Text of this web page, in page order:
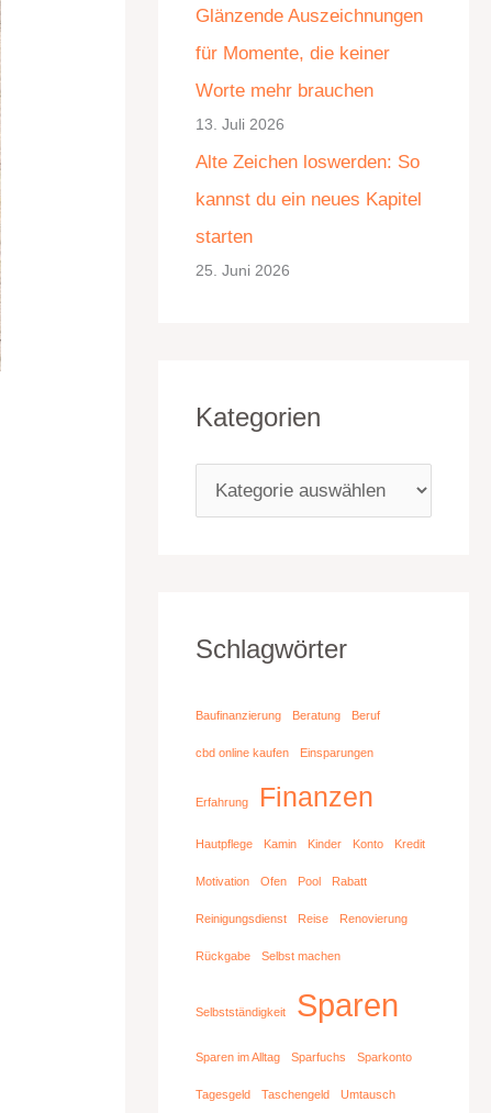
Glänzende Auszeichnungen
für Momente, die keiner
Worte mehr brauchen
13. Juli 2026
Alte Zeichen loswerden: So
kannst du ein neues Kapitel
starten
25. Juni 2026
Kategorien
e
n
Schlagwörter
Baufinanzierung Beratung Beruf
cbd online kaufen Einsparungen
Erfahrung Finanzen
Hautpflege Kamin Kinder Konto Kredit
Motivation Ofen Pool Rabatt
Reinigungsdienst Reise Renovierung
Rückgabe Selbst machen
Selbstständigkeit Sparen
Sparen im Alltag Sparfuchs Sparkonto
Tagesgeld Taschengeld Umtausch